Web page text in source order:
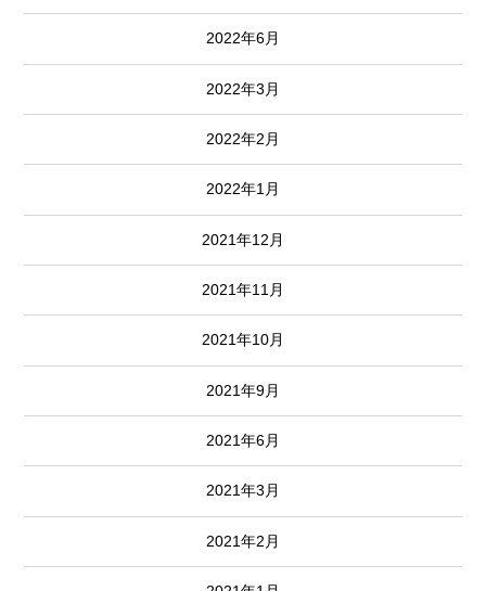
2022年6月
2022年3月
2022年2月
2022年1月
2021年12月
2021年11月
2021年10月
2021年9月
2021年6月
2021年3月
2021年2月